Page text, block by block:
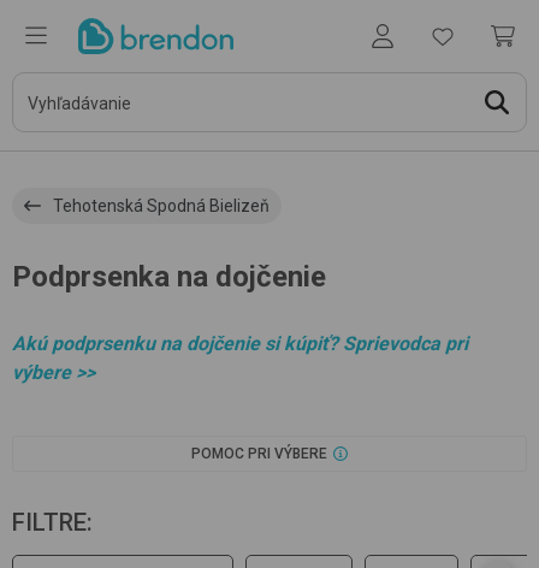
Tehotenská Spodná Bielizeň
Podprsenka na dojčenie
Akú podprsenku na dojčenie si kúpiť? Sprievodca pri
výbere >>
POMOC PRI VÝBERE
FILTRE: